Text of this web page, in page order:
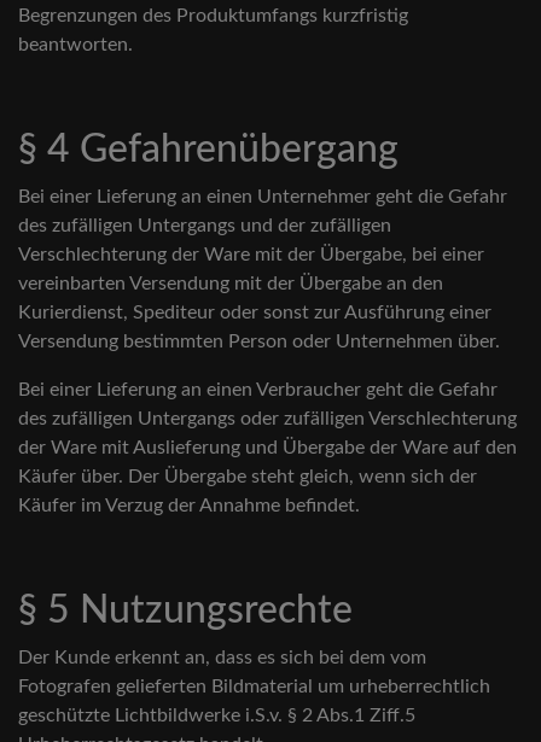
Begrenzungen des Produktumfangs kurzfristig
beantworten.
§ 4 Gefahrenübergang
Bei einer Lieferung an einen Unternehmer geht die Gefahr
des zufälligen Untergangs und der zufälligen
Verschlechterung der Ware mit der Übergabe, bei einer
vereinbarten Versendung mit der Übergabe an den
Kurierdienst, Spediteur oder sonst zur Ausführung einer
Versendung bestimmten Person oder Unternehmen über.
Bei einer Lieferung an einen Verbraucher geht die Gefahr
des zufälligen Untergangs oder zufälligen Verschlechterung
der Ware mit Auslieferung und Übergabe der Ware auf den
Käufer über. Der Übergabe steht gleich, wenn sich der
Käufer im Verzug der Annahme befindet.
§ 5 Nutzungsrechte
Der Kunde erkennt an, dass es sich bei dem vom
Fotografen gelieferten Bildmaterial um urheberrechtlich
geschützte Lichtbildwerke i.S.v. § 2 Abs.1 Ziff.5